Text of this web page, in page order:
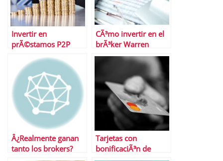
Invertir en
prÃ©stamos P2P
2022? La tarea
CÃ³mo invertir en el
brÃ³ker Warren
Bowie and Smith
Â¿Realmente ganan
tanto los brokers?
Tarjetas con
bonificaciÃ³n de